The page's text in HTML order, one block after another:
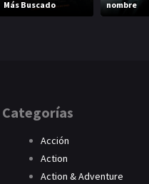
Más Buscado
nombre
Categorías
Acción
Action
Action & Adventure